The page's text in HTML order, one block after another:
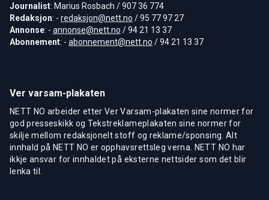
Journalist: Marius Rosbach / 907 36 774
Redaksjon: - redaksjon@nett.no / 95 77 97 27
Annonse: - annonse@nett.no / 94 21 13 37
Abonnement: - abonnement@nett.no / 94 21 13 37
Ver varsam-plakaten
NETT NO arbeider etter Ver Varsam-plakaten sine normer for
god presseskikk og Tekstreklameplakaten sine normer for
skilje mellom redaksjonelt stoff og reklame/sponsing. Alt
innhald på NETT NO er opphavsrettsleg verna. NETT NO har
ikkje ansvar for innhaldet på eksterne nettsider som det blir
lenka til.